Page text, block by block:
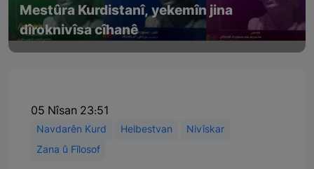
Mestûra Kurdistanî, yekemîn jina
dîroknivîsa cîhanê
05 Nîsan 23:51
Navdarên Kurd Helbestvan
Nivîskar
Zana û Fîlosof